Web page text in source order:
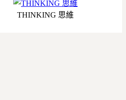
THINKING 思維